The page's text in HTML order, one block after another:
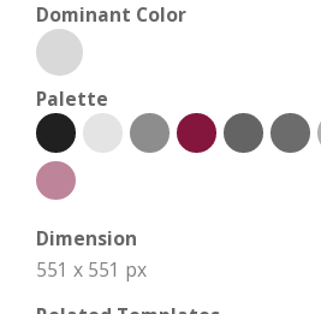
Dominant Color
Palette
Dimension
551 x 551 px